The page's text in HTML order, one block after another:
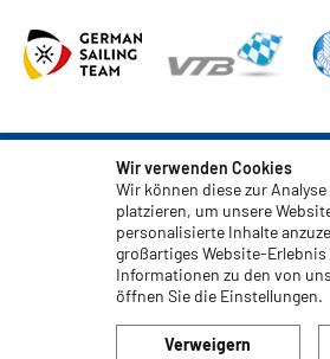
AGB
Datenschutz
Impressum
Code of Conduct
Wir verwenden Cookies
Wir können diese zur
platzieren, um unsere
personalisierte Inhalte
großartiges Website-
Informationen zu den von
öffnen Sie die Einstellungen.
Verweigern